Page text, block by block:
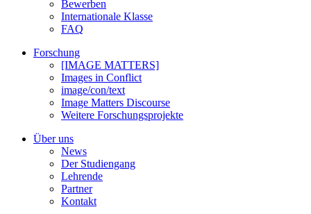
Bewerben
Internationale Klasse
FAQ
Forschung
[IMAGE MATTERS]
Images in Conflict
image/con/text
Image Matters Discourse
Weitere Forschungsprojekte
Über uns
News
Der Studiengang
Lehrende
Partner
Kontakt